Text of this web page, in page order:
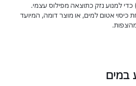
כדי למנוע נזק כתוצאה מפילוס עצמי.
אטום למים, או מוצר דומה, המיועד
במים